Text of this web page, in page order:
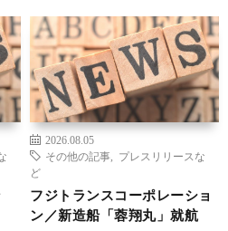
2026.08.05
その他の記事
プレスリリースな
ど
フジトランスコーポレーショ
ン／新造船「蓉翔丸」就航